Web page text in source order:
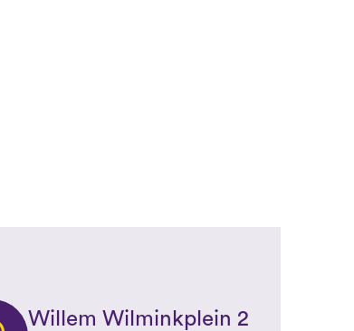
Willem Wilminkplein 2